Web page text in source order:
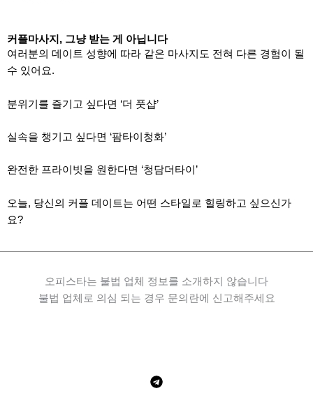
커플마사지, 그냥 받는 게 아닙니다
여러분의 데이트 성향에 따라 같은 마사지도 전혀 다른 경험이 될
수 있어요.
분위기를 즐기고 싶다면 ‘더 풋샵’
실속을 챙기고 싶다면 ‘팜타이청화’
완전한 프라이빗을 원한다면 ‘청담더타이’
오늘, 당신의 커플 데이트는 어떤 스타일로 힐링하고 싶으신가
요?
오피스타는 불법 업체 정보를 소개하지 않습니다
불법 업체로 의심 되는 경우 문의란에 신고해주세요